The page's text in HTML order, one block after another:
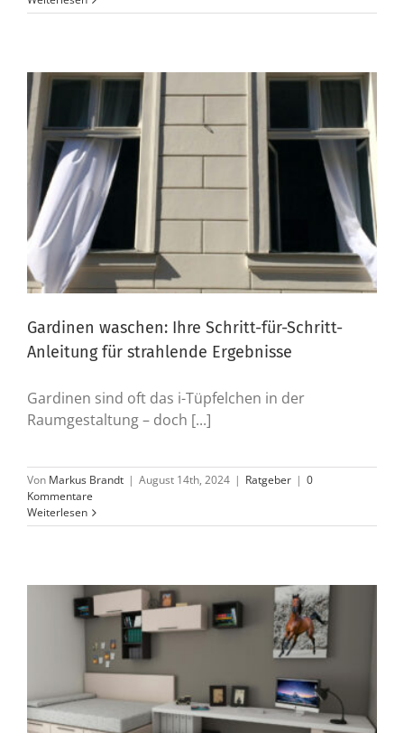
Gardinen waschen: Ihre Schritt-für-Schritt-
Anleitung für strahlende Ergebnisse
Gardinen sind oft das i-Tüpfelchen in der
Raumgestaltung – doch [...]
Von Markus Brandt | August 14th, 2024 | Ratgeber | 0
Kommentare
Weiterlesen